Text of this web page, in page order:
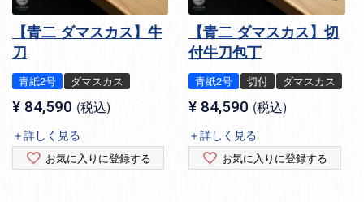
【青二 ダマスカス】牛
刀
青紙2号 ダマスカス
¥ 84,590 税込
＋詳しく見る
お気に入りに登録する
【青二 ダマスカス】切
付牛刀包丁
青紙2号 切付 ダマスカス
¥ 84,590 税込
＋詳しく見る
お気に入りに登録する